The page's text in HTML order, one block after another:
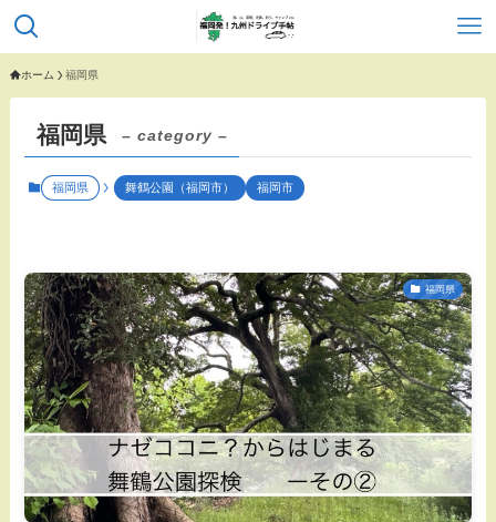
ホーム 福岡県
福岡県 – category –
福岡県 舞鶴公園（福岡市） 福岡市
福岡県